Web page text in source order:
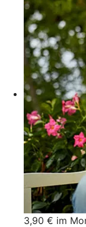
3,90 € im